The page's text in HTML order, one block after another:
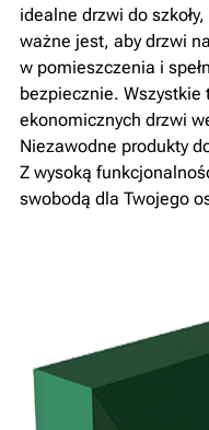
idealne drzwi do
ważne jest, aby drzwi
w pomieszczenia i
bezpiecznie. Wszystkie
ekonomicznych drzwi
Niezawodne produkty
Z wysoką
swobodą dla Twojego